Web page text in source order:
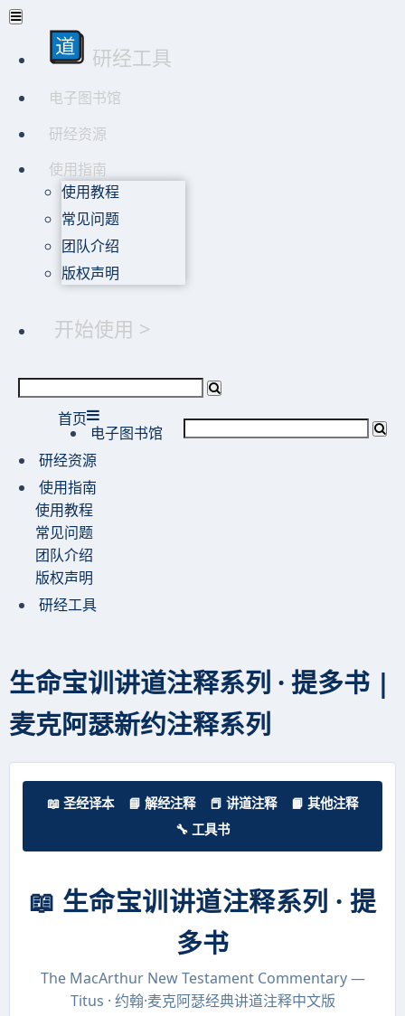
研经工具
电子图书馆
研经资源
使用指南
使用教程
常见问题
团队介绍
版权声明
开始使用 >
首页
电子图书馆
研经资源
使用指南
使用教程
常见问题
团队介绍
版权声明
研经工具
生命宝训讲道注释系列 · 提多书 |
麦克阿瑟新约注释系列
📖 圣经译本 📘 解经注释 📕 讲道注释
📙 其他注释
🔧 工具书
📖 生命宝训讲道注释系列 · 提
多书
The MacArthur New Testament Commentary —
Titus · 约翰·麦克阿瑟经典讲道注释中文版